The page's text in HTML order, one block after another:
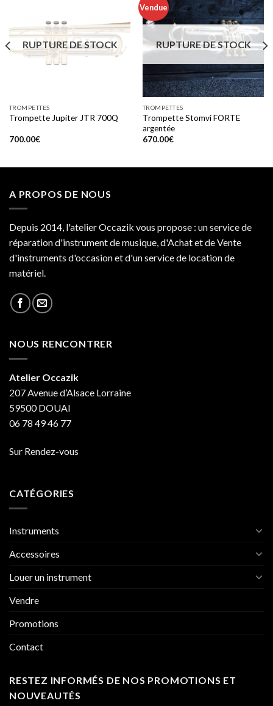
Add to
wishlist
RUPTURE DE STOCK
TROMPETTES
Trompette Jupiter JTR 700Q
700.00€
Vendue
Add to
wishlist
RUPTURE DE STOCK
TROMPETTES
Trompette Stomvi FORTE
argentée
670.00€
A PROPOS DE NOUS
Depuis 2014, l'atelier Occazik vous propose : un service de
réparation d'instrument de musique, d'Achat et de Vente
d'instruments d'occasion et d'un service de location de
matériel.
NOUS RENCONTRER
Atelier Occazik
207 Avenue d’Alsace Lorraine
59500 DOUAI
06 78 49 46 77
Sur Rendez-vous
CATÉGORIES
Instruments
Accessoires
Louer un instrument
Vendre
Promotions
Contact
RESTEZ INFORMÉS DE NOS PROMOTIONS ET
NOUVEAUTÉS